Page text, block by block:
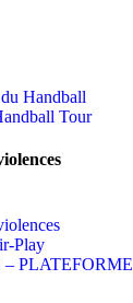
Handball
Tour
Play
PLATEFORME